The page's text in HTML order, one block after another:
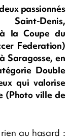
passionnés
Denis,
la Coupe du
Federation)
Saragosse, en
Double
qui valorise
(Photo ville de
au hasard :